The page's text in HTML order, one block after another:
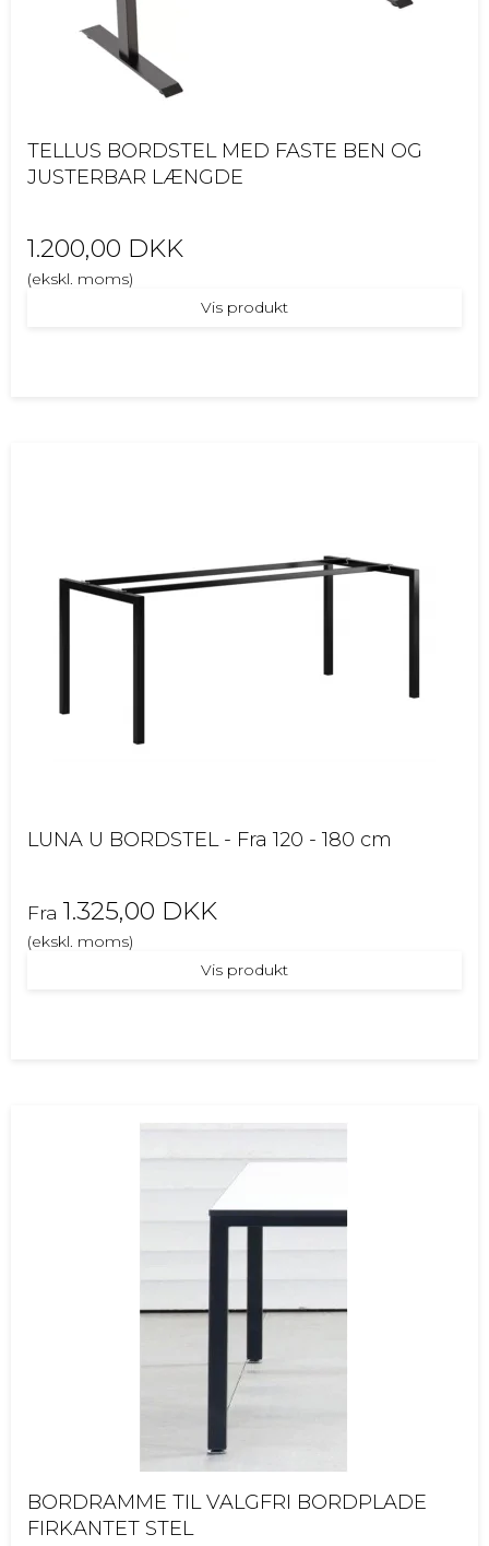
TELLUS BORDSTEL MED FASTE BEN OG
JUSTERBAR LÆNGDE
1.200,00 DKK
(ekskl. moms)
Vis produkt
LUNA U BORDSTEL - Fra 120 - 180 cm
Fra 1.325,00 DKK
(ekskl. moms)
Vis produkt
BORDRAMME TIL VALGFRI BORDPLADE
FIRKANTET STEL